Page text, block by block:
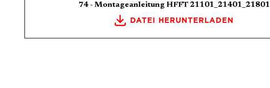
74 - Montageanleitung HFFT 21101_21401_21801
DATEI HERUNTERLADEN